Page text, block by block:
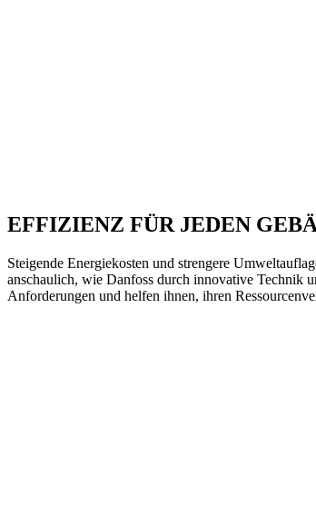
EFFIZIENZ FÜR JEDEN
Steigende Energiekosten und strengere
anschaulich, wie Danfoss durch innovative Technik
Anforderungen und helfen ihnen, ihren